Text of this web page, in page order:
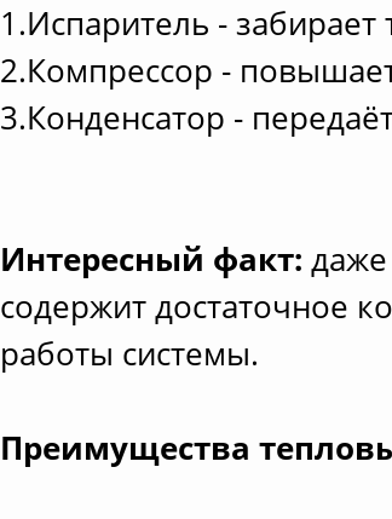
1.Испаритель -
2.Компрессор -
3.Конденсатор -
Интересный факт: даже
содержит достаточное
работы системы.
Преимущества